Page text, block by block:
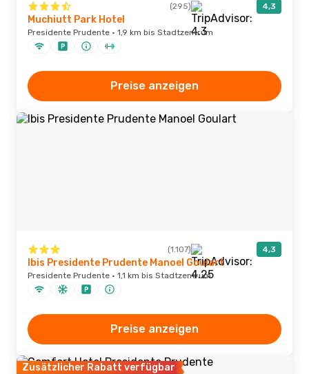
(295) 4,3
Muchiutt Park Hotel
Presidente Prudente · 1,9 km bis Stadtzentrum
Preise anzeigen
(1.107) 4,3
Ibis Presidente Prudente Manoel Goulart
Presidente Prudente · 1,1 km bis Stadtzentrum
Preise anzeigen
Zusätzlicher Rabatt verfügbar